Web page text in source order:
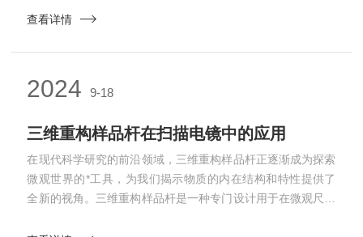
控制电位、电流和环境的平台，详细研究电化学反应、电极材
米材料的生长、自组装和形态变化，深入了解纳米结构的性质
为、吸附动力学和表面反应，理解材料的气体交互行为...
查看详情
2024 9-18
三维重构样品杆在扫描电镜中的应用
在现代科学研究的前沿领域，三维重构样品杆正逐渐成为探索
微观世界的*工具，为我们揭示物质的内在结构和特性提供了
全新的视角。三维重构样品杆是一种专门设计用于在微观尺度